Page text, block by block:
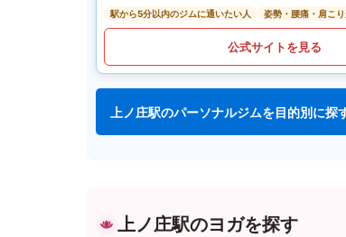
駅から5分以内のジムに通いたい人
姿勢・腰痛・肩こ
公式サイトを見る
上ノ庄駅のパーソナルジムを目的別に探
上ノ庄駅のヨガを探す